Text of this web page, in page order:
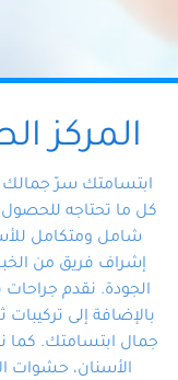
المركز
ابتسامتك سرّ جمالك
كل ما تحتاجه
شامل ومتكامل
إشراف فريق من
الجودة. نقدم جراحات
بالإضافة إلى
جمال ابتسامتك. كما
الأسنان، حشوات